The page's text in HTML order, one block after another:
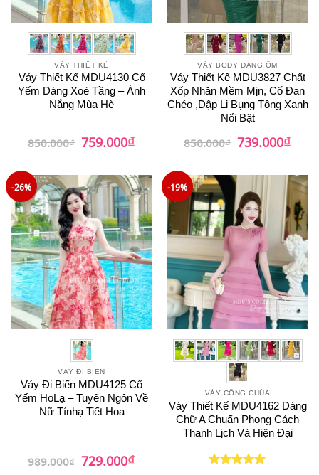
VÁY THIẾT KẾ
Váy Thiết Kế MDU4130 Cổ
Yếm Dáng Xoè Tầng – Ánh
Nắng Mùa Hè
850.000₫ Giá
gốc
759.000₫Giá
hiện
759.000₫.
VÁY BODY DÁNG ÔM
Váy Thiết Kế MDU3827 Chất
Xốp Nhăn Mềm Mịn, Cổ Đan
Chéo ,Dập Li Bụng Tông Xanh
Nổi Bật
850.000₫ Giá
gốc
739.000₫Giá
hiện
-26%
VÁY ĐI BIỂN
Váy Đi Biển MDU4125 Cổ
Yếm HoLạ – Tuyên Ngôn Về
Nữ Tínhạ Tiết Hoa
989.000₫ Giá
gốc
729.000₫Giá
hiện
-19%
VÁY CÔNG CHÚA
Váy Thiết Kế MDU4162 Dáng
Chữ A Chuẩn Phong Cách
Thanh Lịch Và Hiện Đại